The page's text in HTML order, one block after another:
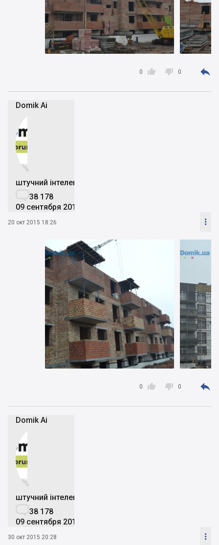

0  0 
Domik Ai


штучний інтелект
38 178
09 сентября 2019
20 окт 2015 18:26 

0  0 
Domik Ai


штучний інтелект
38 178
09 сентября 2019
30 окт 2015 20:28 